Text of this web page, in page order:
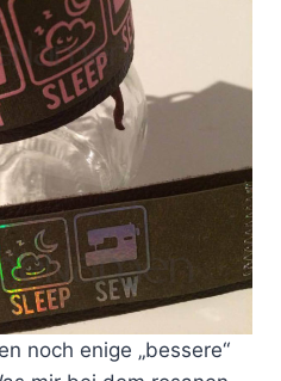
noch enige „bessere“